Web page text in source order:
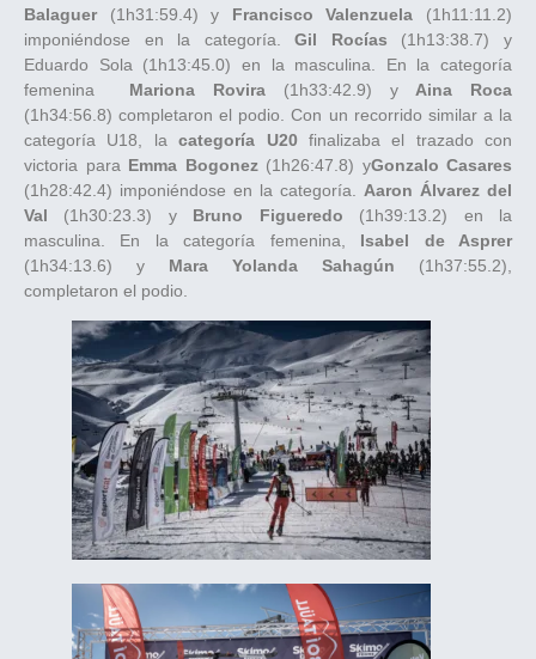
Balaguer (1h31:59.4) y Francisco Valenzuela (1h11:11.2)
imponiéndose en la categoría.Gil Rocías (1h13:38.7) y
Eduardo Sola (1h13:45.0) en la masculina. En la categoría
femenina Mariona Rovira (1h33:42.9) y Aina Roca
(1h34:56.8) completaron el podio. Con un recorrido similar a la
categoría U18, lacategoría U20 finalizaba el trazado con
victoria para Emma Bogonez (1h26:47.8) yGonzalo Casares
(1h28:42.4) imponiéndose en la categoría. Aaron Álvarez del
Val (1h30:23.3) y Bruno Figueredo (1h39:13.2) en la
masculina. En la categoría femenina, Isabel de Asprer
(1h34:13.6) y Mara Yolanda Sahagún (1h37:55.2),
completaron el podio.